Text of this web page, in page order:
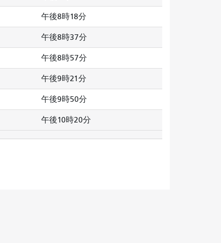
午後8時18分
午後8時37分
午後8時57分
午後9時21分
午後9時50分
午後10時20分